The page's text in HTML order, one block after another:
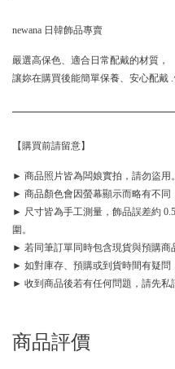
newana 日韓飾品專賣
嚴選高保色、適合日常配戴的材質，
讓妳在購買後能簡單保養、安心配戴
【購買前請留意】
► 商品照片皆為闆娘實拍，請勿盜用。
► 商品顏色會因螢幕顯示而略有不同
► 尺寸皆為手工測量，飾品誤差約
圍。
► 若同筆訂單同時包含現貨與預購商
► 如對庫存、預購或到貨時間有疑問
► 收到商品後若有任何問題，請先私
商品評價